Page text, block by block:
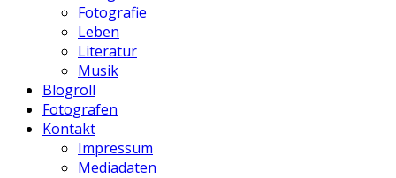
Fotografie
Leben
Literatur
Musik
Blogroll
Fotografen
Kontakt
Impressum
Mediadaten